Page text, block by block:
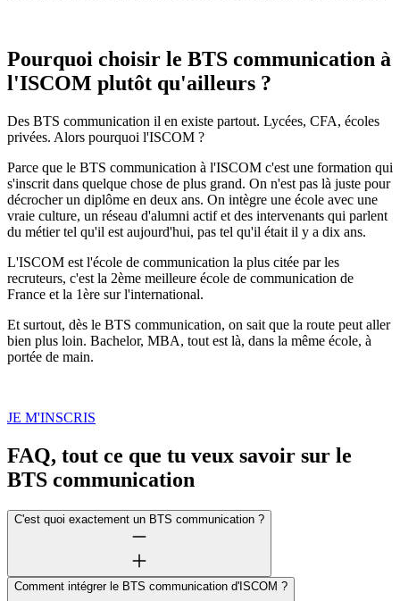
Pourquoi choisir le BTS communication à
l'ISCOM plutôt qu'ailleurs ?
Des BTS communication il en existe partout. Lycées, CFA, écoles
privées. Alors pourquoi l'ISCOM ?
Parce que le BTS communication à l'ISCOM c'est une formation qui
s'inscrit dans quelque chose de plus grand. On n'est pas là juste pour
décrocher un diplôme en deux ans. On intègre une école avec une
vraie culture, un réseau d'alumni actif et des intervenants qui parlent
du métier tel qu'il est aujourd'hui, pas tel qu'il était il y a dix ans.
L'ISCOM est l'école de communication la plus citée par les
recruteurs, c'est la 2ème meilleure école de communication de
France et la 1ère sur l'international.
Et surtout, dès le BTS communication, on sait que la route peut aller
bien plus loin. Bachelor, MBA, tout est là, dans la même école, à
portée de main.
JE M'INSCRIS
FAQ, tout ce que tu veux savoir sur le
BTS communication
C'est quoi exactement un BTS communication ?
Comment intégrer le BTS communication d'ISCOM ?